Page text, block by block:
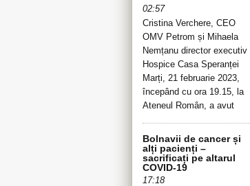
02:57
Cristina Verchere, CEO
OMV Petrom și Mihaela
Nemțanu director executiv
Hospice Casa Speranței
Marți, 21 februarie 2023,
începând cu ora 19.15, la
Ateneul Român, a avut
Bolnavii de cancer și
alți pacienți –
sacrificați pe altarul
COVID-19
17:18